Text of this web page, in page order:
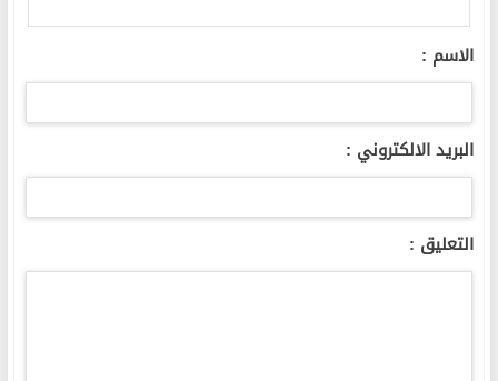
الاسم :
البريد الالكتروني :
التعليق :